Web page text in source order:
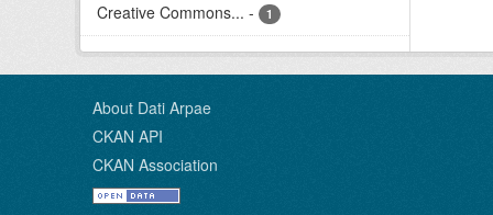
Creative Commons... - 1
About Dati Arpae
CKAN API
CKAN Association